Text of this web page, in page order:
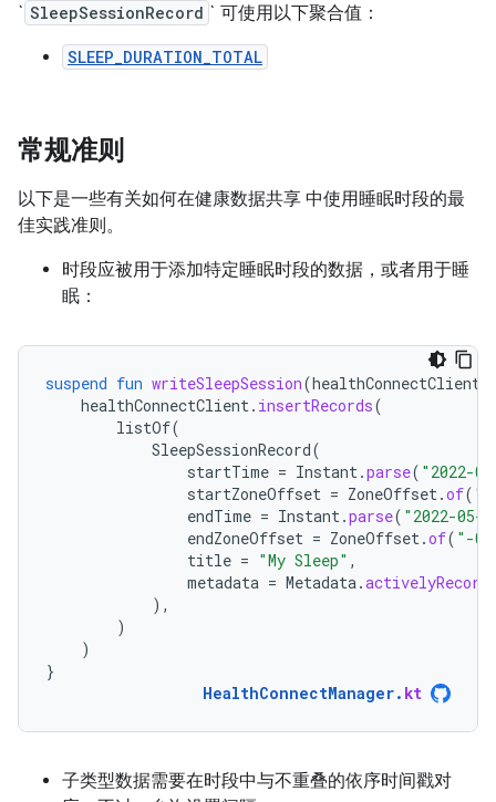
` SleepSessionRecord ` 可使用以下聚合值：
SLEEP_DURATION_TOTAL
常规准则
以下是一些有关如何在健康数据共享 中使用睡眠时段的最
佳实践准则。
时段应被用于添加特定睡眠时段的数据，或者用于睡
眠：
suspend fun writeSleepSession(healthConnectClient
healthConnectClient. insertRecords(
listOf(
SleepSessionRecord(
startTime = Instant.parse( "2022-
startZoneOffset = ZoneOffset.of( "-
endTime = Instant.parse( "2022-05-
endZoneOffset = ZoneOffset.of( "-
title = "My Sleep" ,
metadata = Metadata.
),
)
)
}
HealthConnectManager. kt
子类型数据需要在时段中与不重叠的依序时间戳对